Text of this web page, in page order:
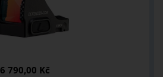
6 790,00 Kč